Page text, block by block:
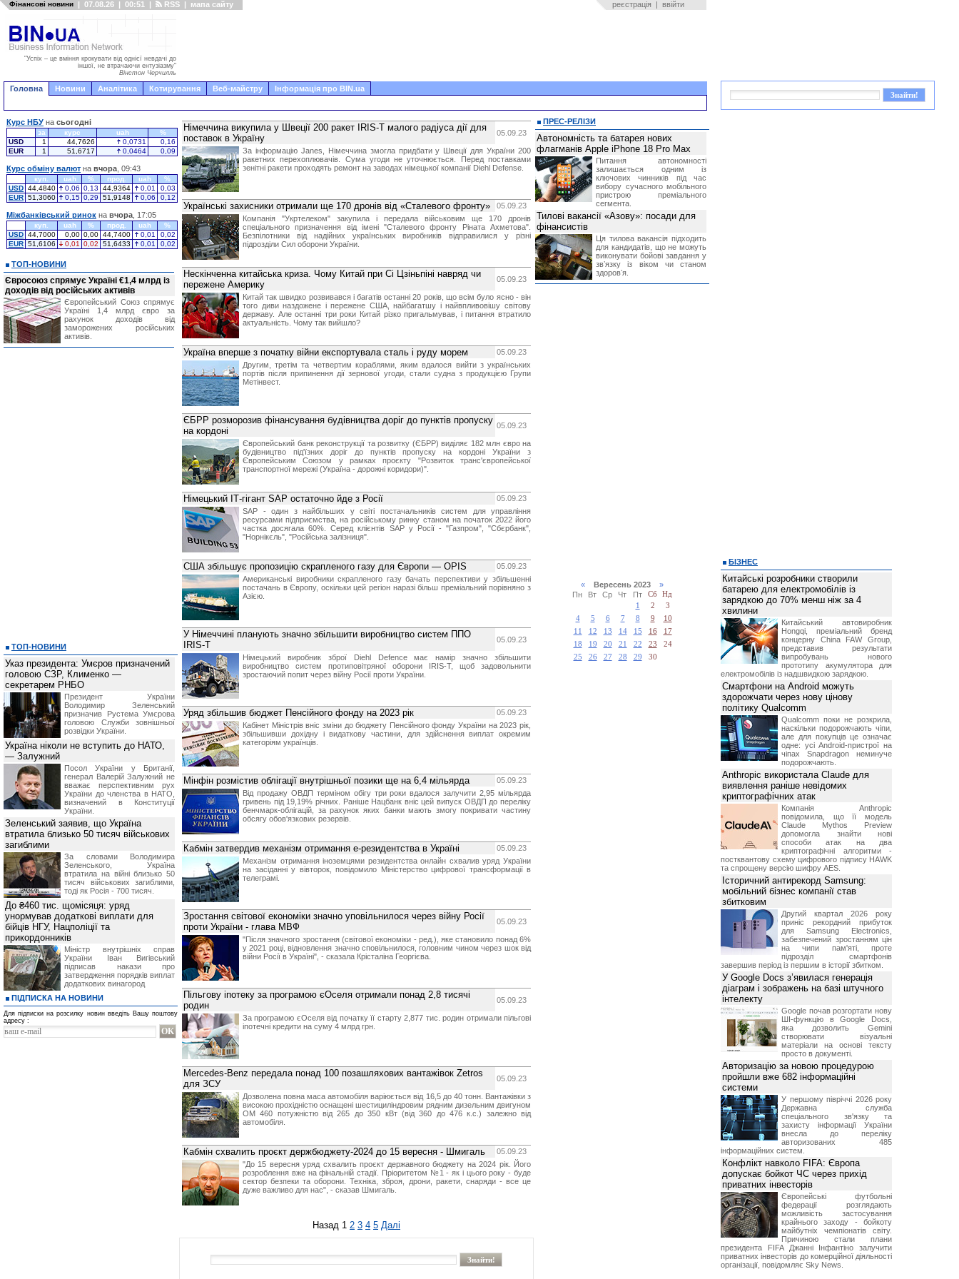
Фінансові новини | 07.08.26 | 00:51 | RSS | мапа сайту реєстрація | ввійти
"Успіх – це вміння крокувати від однієї невдачі до
іншої, не втрачаючи ентузіазму"
Вінстон Черчилль
Головна Новини Аналітика Котирування Веб-майстру Інформація про BIN.ua
Німеччина викупила у Швеції 200 ракет IRIS-T малого радіуса дії для
поставок в Україну
05.09.23
За інформацію Janes, Німеччина змогла придбати у Швеції для України 200
ракетних перехоплювачів. Сума угоди не уточнюється. Перед поставками
зенітні ракети проходять ремонт на заводах німецької компанії Diehl Defense.
Українські захисники отримали ще 170 дронів від «Сталевого фронту»
05.09.23
Компанія "Укртелеком" закупила і передала військовим ще 170 дронів
спеціального призначення від імені "Сталевого фронту Ріната Ахметова".
Безпілотники від надійних українських виробників відправилися у різні
підрозділи Сил оборони України.
Нескінченна китайська криза. Чому Китай при Сі Цзіньпіні навряд чи
пережене Америку
05.09.23
Китай так швидко розвивався і багатів останні 20 років, що всім було ясно - він
того диви наздожене і пережене США, найбагатшу і найвпливовішу світову
державу. Але останні три роки Китай різко пригальмував, і питання втратило
актуальність. Чому так вийшло?
Україна вперше з початку війни експортувала сталь і руду морем
05.09.23
Другим, третім та четвертим кораблями, яким вдалося вийти з українських
портів після припинення дії зернової угоди, стали судна з продукцією Групи
Метінвест.
ЄБРР розморозив фінансування будівництва доріг до пунктів пропуску
на кордоні
05.09.23
Європейський банк реконструкції та розвитку (ЄБРР) виділяє 182 млн євро на
будівництво під'їзних доріг до пунктів пропуску на кордоні України з
Європейським Союзом у рамках проєкту "Розвиток транс'європейської
транспортної мережі (Україна - дорожні коридори)".
Німецький ІТ-гігант SAP остаточно йде з Росії
05.09.23
SAP - один з найбільших у світі постачальників систем для управління
ресурсами підприємства, на російському ринку станом на початок 2022 його
частка досягала 60%. Серед клієнтів SAP у Росії - "Газпром", "Сбєрбанк",
"Норнікєль", "Російська залізниця".
США збільшує пропозицію скрапленого газу для Європи — OPIS
05.09.23
Американські виробники скрапленого газу бачать перспективи у збільшенні
постачань в Європу, оскільки цей регіон наразі більш преміальний порівняно з
Азією.
У Німеччині планують значно збільшити виробництво систем ППО
IRIS-T
05.09.23
Німецький виробник зброї Diehl Defence має намір значно збільшити
виробництво систем протиповітряної оборони IRIS-T, щоб задовольнити
зростаючий попит через війну Росії проти України.
Уряд збільшив бюджет Пенсійного фонду на 2023 рік
05.09.23
Кабінет Міністрів вніс зміни до бюджету Пенсійного фонду України на 2023 рік,
збільшивши дохідну і видаткову частини, для здійснення виплат окремим
категоріям українців.
Мінфін розмістив облігації внутрішньої позики ще на 6,4 мільярда
05.09.23
Від продажу ОВДП терміном обігу три роки вдалося залучити 2,95 мільярда
гривень під 19,19% річних. Раніше Нацбанк вніс цей випуск ОВДП до переліку
бенчмарк-облігацій, за рахунок яких банки мають змогу покривати частину
обсягу обов'язкових резервів.
Кабмін затвердив механізм отримання е-резидентства в Україні
05.09.23
Механізм отримання іноземцями резидентства онлайн схвалив уряд України
на засіданні у вівторок, повідомило Міністерство цифрової трансформації в
телеграмі.
Зростання світової економіки значно уповільнилося через війну Росії
проти України - глава МВФ
05.09.23
"Після значного зростання (світової економіки - ред.), яке становило понад 6%
у 2021 році, відновлення значно сповільнилося, головним чином через шок від
війни Росії в Україні", - сказала Крісталіна Георгієва.
Пільгову іпотеку за програмою єОселя отримали понад 2,8 тисячі
родин
05.09.23
За програмою єОселя від початку її старту 2,877 тис. родин отримали пільгові
іпотечні кредити на суму 4 млрд грн.
Mercedes-Benz передала понад 100 позашляхових вантажівок Zetros
для ЗСУ
05.09.23
Дозволена повна маса автомобіля варіюється від 16,5 до 40 тонн. Вантажівки з
високою прохідністю оснащені шестициліндровим рядним дизельним двигуном
OM 460 потужністю від 265 до 350 кВт (від 360 до 476 к.с.) залежно від
автомобіля.
Кабмін схвалить проєкт держбюджету-2024 до 15 вересня - Шмигаль
05.09.23
"До 15 вересня уряд схвалить проєкт державного бюджету на 2024 рік. Його
розроблення вже на фінальній стадії. Пріоритетом №1 - як і цього року - буде
сектор безпеки та оборони. Техніка, зброя, дрони, ракети, снаряди - все це
дуже важливо для нас", - сказав Шмигаль.
Назад 1 2 3 4 5 Далі
Курс НБУ на сьогодні
за курс uah
%
USD
1 44,7626 0,0731
0,16
EUR
1 51,6717 0,0464 0,09
Курс обміну валют на вчора , 09:43
куп. uah % прод. uah
%
USD 44,4840 0,06 0,13 44,9364 0,01
0,03
EUR 51,3060 0,15 0,29 51,9148 0,06 0,12
Міжбанківський ринок на вчора , 17:05
куп. uah % прод. uah
%
USD 44,7000 0,00 0,00 44,7400 0,01
0,02
EUR 51,6106 0,01 0,02 51,6433 0,01 0,02
ТОП-НОВИНИ
Євросоюз спрямує Україні €1,4 млрд із
доходів від російських активів
Європейський Союз спрямує
Україні 1,4 млрд євро за
рахунок доходів від
заморожених російських
активів.
ТОП-НОВИНИ
Указ президента: Умєров призначений
головою СЗР, Клименко —
секретарем РНБО
Президент України
Володимир Зеленський
призначив Pустема Умєрова
головою Служби зовнішньої
розвідки України.
Україна ніколи не вступить до НАТО,
— Залужний
Посол України у Британії,
генерал Валерій Залужний не
вважає перспективним рух
України до членства в НАТО,
визначений в Конституції
України.
Зеленський заявив, що Україна
втратила близько 50 тисяч військових
загиблими
За словами Володимира
Зеленського, Україна
втратила на війні близько 50
тисяч військових загиблими,
тоді як Росія - 700 тисяч.
До ₴460 тис. щомісяця: уряд
унормував додаткові виплати для
бійців НГУ, Нацполіції та
прикордонників
Міністр внутрішніх справ
України Іван Вигівський
підписав накази про
затвердження порядків виплат
додаткових винагород
ПІДПИСКА НА НОВИНИ
Для підписки на розсилку новин введіть Вашу поштову
адресу :
ПРЕС-РЕЛІЗИ
Автономність та батарея нових
флагманів Apple iPhone 18 Pro Max
Питання автономності
залишається одним із
ключових чинників під час
вибору сучасного мобільного
пристрою преміального
сегмента.
Тилові вакансії «Азову»: посади для
фінансистів
Ця тилова вакансія підходить
для кандидатів, що не можуть
виконувати бойові завдання у
звʼязку із віком чи станом
здоровʼя.
« Вересень 2023 »
Пн
Вт Ср Чт Пт Сб
Нд
1
2
3
4
5 6 7 8 9
10
11
12 13 14 15 16
17
18
19 20 21 22 23
24
25
26 27 28 29 30
БІЗНЕС
Китайські розробники створили
батарею для електромобілів із
зарядкою до 70% менш ніж за 4
хвилини
Китайський автовиробник
Hongqi, преміальний бренд
концерну China FAW Group,
представив результати
випробувань нового
прототипу акумулятора для
електромобілів із надшвидкою зарядкою.
Смартфони на Android можуть
здорожчати через нову цінову
політику Qualcomm
Qualcomm поки не розкрила,
наскільки подорожчають чіпи,
але для покупців це означає
одне: усі Android-пристрої на
чіпах Snapdragon неминуче
подорожчають.
Anthropic використала Claude для
виявлення раніше невідомих
криптографічних атак
Компанія Anthropic
повідомила, що її модель
Claude Mythos Preview
допомогла знайти нові
способи атак на два
криптографічні алгоритми -
постквантову схему цифрового підпису HAWK
та спрощену версію шифру AES.
Історичний антирекорд Samsung:
мобільний бізнес компанії став
збитковим
Другий квартал 2026 року
приніс рекордний прибуток
для Samsung Electronics,
забезпечений зростанням цін
на чипи пам'яті, проте
підрозділ смартфонів
завершив період із першим в історії збитком.
У Google Docs з’явилася генерація
діаграм і зображень на базі штучного
інтелекту
Google почав розгортати нову
ШІ-функцію в Google Docs,
яка дозволить Gemini
створювати візуальні
матеріали на основі тексту
просто в документі.
Авторизацію за новою процедурою
пройшли вже 682 інформаційні
системи
У першому півріччі 2026 року
Державна служба
спеціального зв'язку та
захисту інформації України
внесла до переліку
авторизованих 485
інформаційних систем.
Конфлікт навколо FIFA: Європа
допускає бойкот ЧС через прихід
приватних інвесторів
Європейські футбольні
федерації розглядають
можливість застосування
крайнього заходу - бойкоту
майбутніх чемпіонатів світу.
Причиною стали плани
президента FIFA Джанні Інфантіно залучити
приватних інвесторів до комерційної діяльності
організації, повідомляє Sky News.